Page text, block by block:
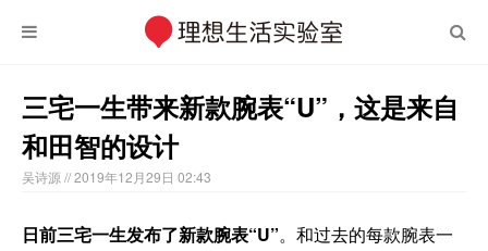
三宅一生带来新款腕表“U”，这是来自
和田智的设计
吴诗源 // 2019年12月29日 02:43
日前三宅一生发布了新款腕表“U”。和过去的每款腕表一